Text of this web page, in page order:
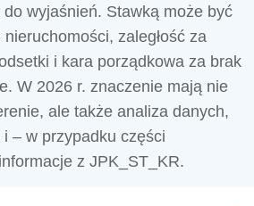
do wyjaśnień. Stawką może być
zaległość za
i kara porządkowa za brak
W 2026 r. znaczenie mają nie
ale także analiza danych,
– w przypadku części
z JPK_ST_KR.